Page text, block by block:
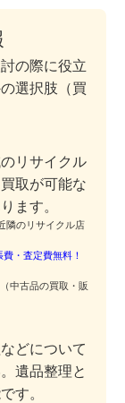
の際に役立
選択肢（買
リサイクル
取が可能な
ます。
隣のリサイクル店
・査定費無料！
（中古品の買取・販
どについて
遺品整理と
す。